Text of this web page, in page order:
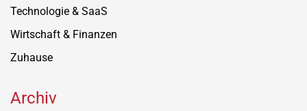
Technologie & SaaS
Wirtschaft & Finanzen
Zuhause
Archiv